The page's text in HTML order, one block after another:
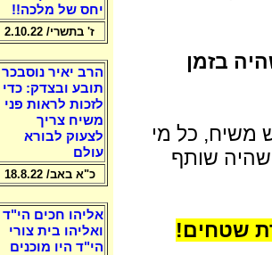
בזמן
משיח, כל מי
שותף
שטחים!
יחס של מלכה!!
ז' בתשרי/ 2.10.22
הרב יאיר נוסבכר
תובע ובצדק: כדי
לזכות לראות פני
משיח צריך
לצעוק לבורא
עולם
כ"א באב/ 18.8.22
אליהו חכים הי"ד
ואליהו בית צורי
הי"ד היו מוכנים